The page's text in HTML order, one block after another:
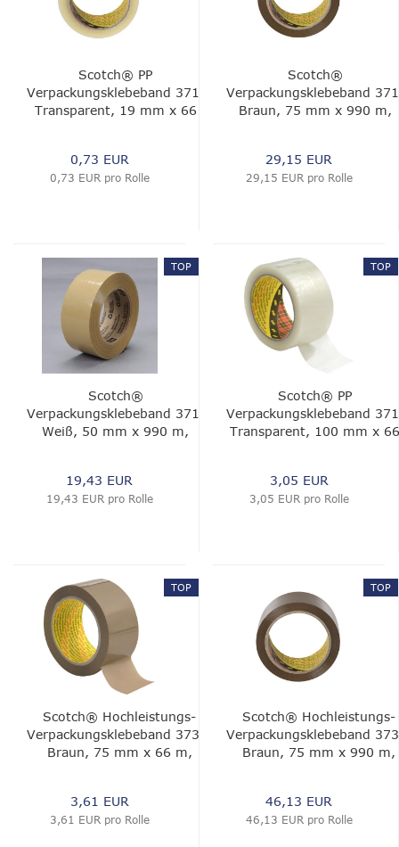
Scotch® PP
Verpackungsklebeband 371,
Transparent, 19 mm x 66
0,73 EUR
0,73 EUR pro Rolle
Scotch®
Verpackungsklebeband
Braun, 75 mm x 990 m,
29,15 EUR
29,15 EUR pro Rolle
TOP
Scotch®
Verpackungsklebeband 371,
Weiß, 50 mm x 990 m,
19,43 EUR
19,43 EUR pro Rolle
TOP
Scotch® PP
Verpackungsklebeband
Transparent, 100 mm x 66
3,05 EUR
3,05 EUR pro Rolle
TOP
Scotch® Hochleistungs-
Verpackungsklebeband 3739,
Braun, 75 mm x 66 m,
3,61 EUR
3,61 EUR pro Rolle
TOP
Scotch® Hochleistungs-
Verpackungsklebeband
Braun, 75 mm x 990 m,
46,13 EUR
46,13 EUR pro Rolle